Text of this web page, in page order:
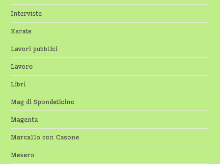
Interviste
Karate
Lavori pubblici
Lavoro
Libri
Mag di Spondeticino
Magenta
Marcallo con Casone
Mesero